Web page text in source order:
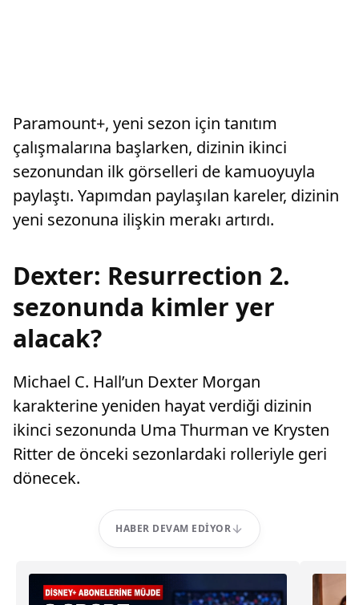
Paramount+, yeni sezon için tanıtım
çalışmalarına başlarken, dizinin ikinci
sezonundan ilk görselleri de kamuoyuyla
paylaştı. Yapımdan paylaşılan kareler, dizinin
yeni sezonuna ilişkin merakı artırdı.
Dexter: Resurrection 2.
sezonunda kimler yer
alacak?
Michael C. Hall’un Dexter Morgan
karakterine yeniden hayat verdiği dizinin
ikinci sezonunda Uma Thurman ve Krysten
Ritter de önceki sezonlardaki rolleriyle geri
dönecek.
HABER DEVAM EDIYOR